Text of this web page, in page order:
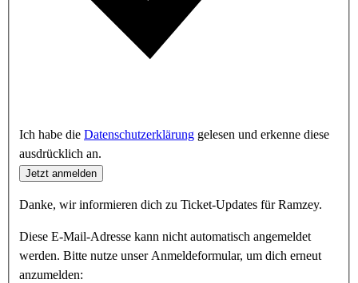
Ich habe die Datenschutzerklärung gelesen und erkenne diese
ausdrücklich an.
Jetzt anmelden
Danke, wir informieren dich zu Ticket-Updates für Ramzey.
Diese E-Mail-Adresse kann nicht automatisch angemeldet
werden. Bitte nutze unser Anmeldeformular, um dich erneut
anzumelden: